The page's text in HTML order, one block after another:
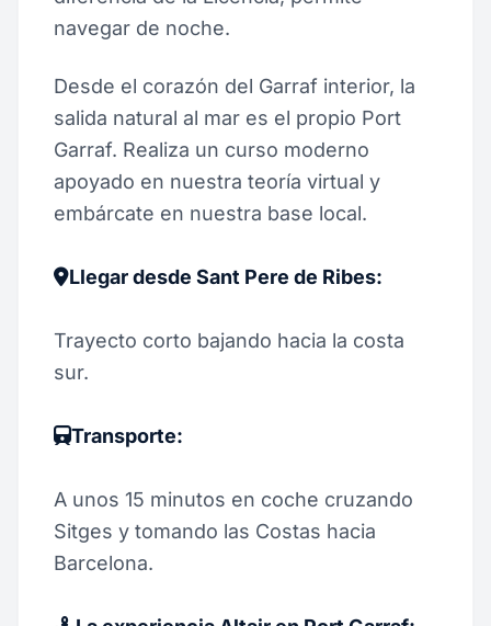
navegar de noche.
Desde el corazón del Garraf interior, la
salida natural al mar es el propio Port
Garraf. Realiza un curso moderno
apoyado en nuestra teoría virtual y
embárcate en nuestra base local.
Llegar desde Sant Pere de Ribes:
Trayecto corto bajando hacia la costa
sur.
Transporte:
A unos 15 minutos en coche cruzando
Sitges y tomando las Costas hacia
Barcelona.